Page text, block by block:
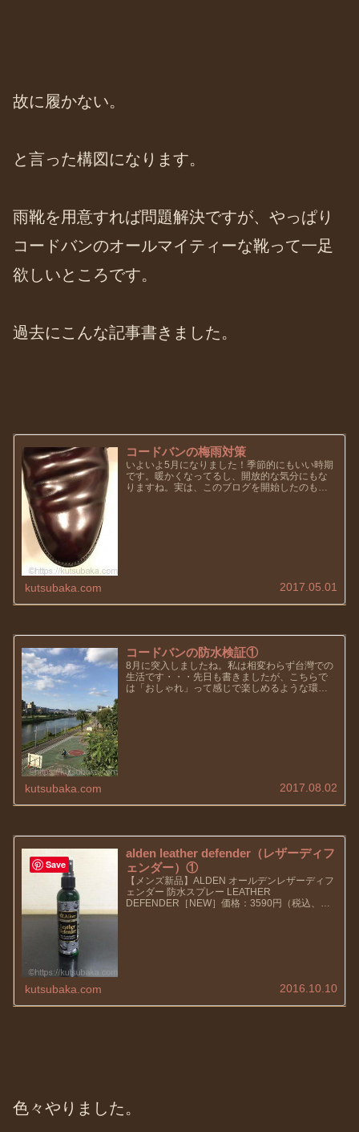
故に履かない。
と言った構図になります。
雨靴を用意すれば問題解決ですが、やっぱり
コードバンのオールマイティーな靴って一足
欲しいところです。
過去にこんな記事書きました。
コードバンの梅雨対策
いよいよ5月になりました！季節的にもいい時期
です。暖かくなってるし、開放的な気分にもな
りますね。実は、このブログを開始したのも去
kutsubaka.com 2017.05.01
コードバンの防水検証①
8月に突入しましたね。私は相変わらず台灣での
生活です・・・先日も書きましたが、こちらで
は「おしゃれ」って感じで楽しめるような環境
kutsubaka.com 2017.08.02
alden leather defender（レザーディフ
ェンダー）①
【メンズ新品】ALDEN オールデンレザーディフ
ェンダー 防水スプレー LEATHER
DEFENDER［NEW］価格：3590円（税込、送
kutsubaka.com 2016.10.10
色々やりました。
Save